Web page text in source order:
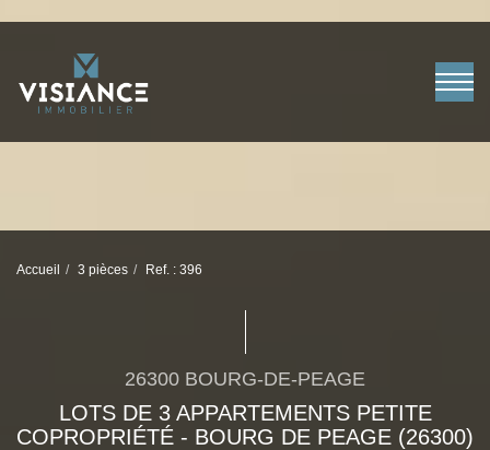
Accueil 3 pièces Ref. : 396
26300 BOURG-DE-PEAGE
LOTS DE 3 APPARTEMENTS PETITE
COPROPRIÉTÉ - BOURG DE PEAGE (26300)